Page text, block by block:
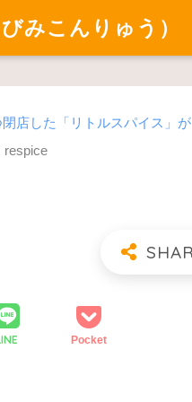
みこんりゅう）
店した「リトルスパイス」が
respice
Pocket